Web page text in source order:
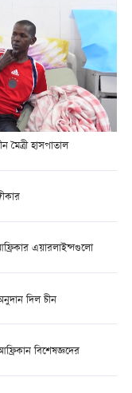
মৈত্রী হাসপাতাল
এয়ারলাইন্সগুলো
দিল চীন
বিশেষজ্ঞদের